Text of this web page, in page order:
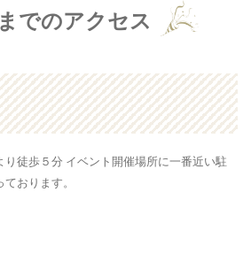
でのアクセス
徒歩５分 イベント開催場所に一番近い駐
おります。